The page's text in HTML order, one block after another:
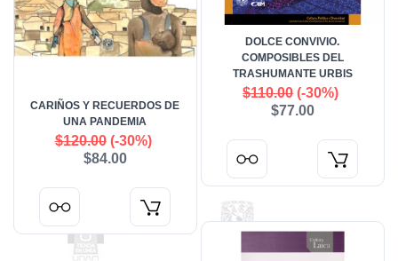
DOLCE CONVIVIO.
COMPOSIBLES DEL
TRASHUMANTE URBIS
$110.00(-30%)
$77.00
CARIÑOS Y RECUERDOS DE
UNA PANDEMIA
$120.00(-30%)
$84.00